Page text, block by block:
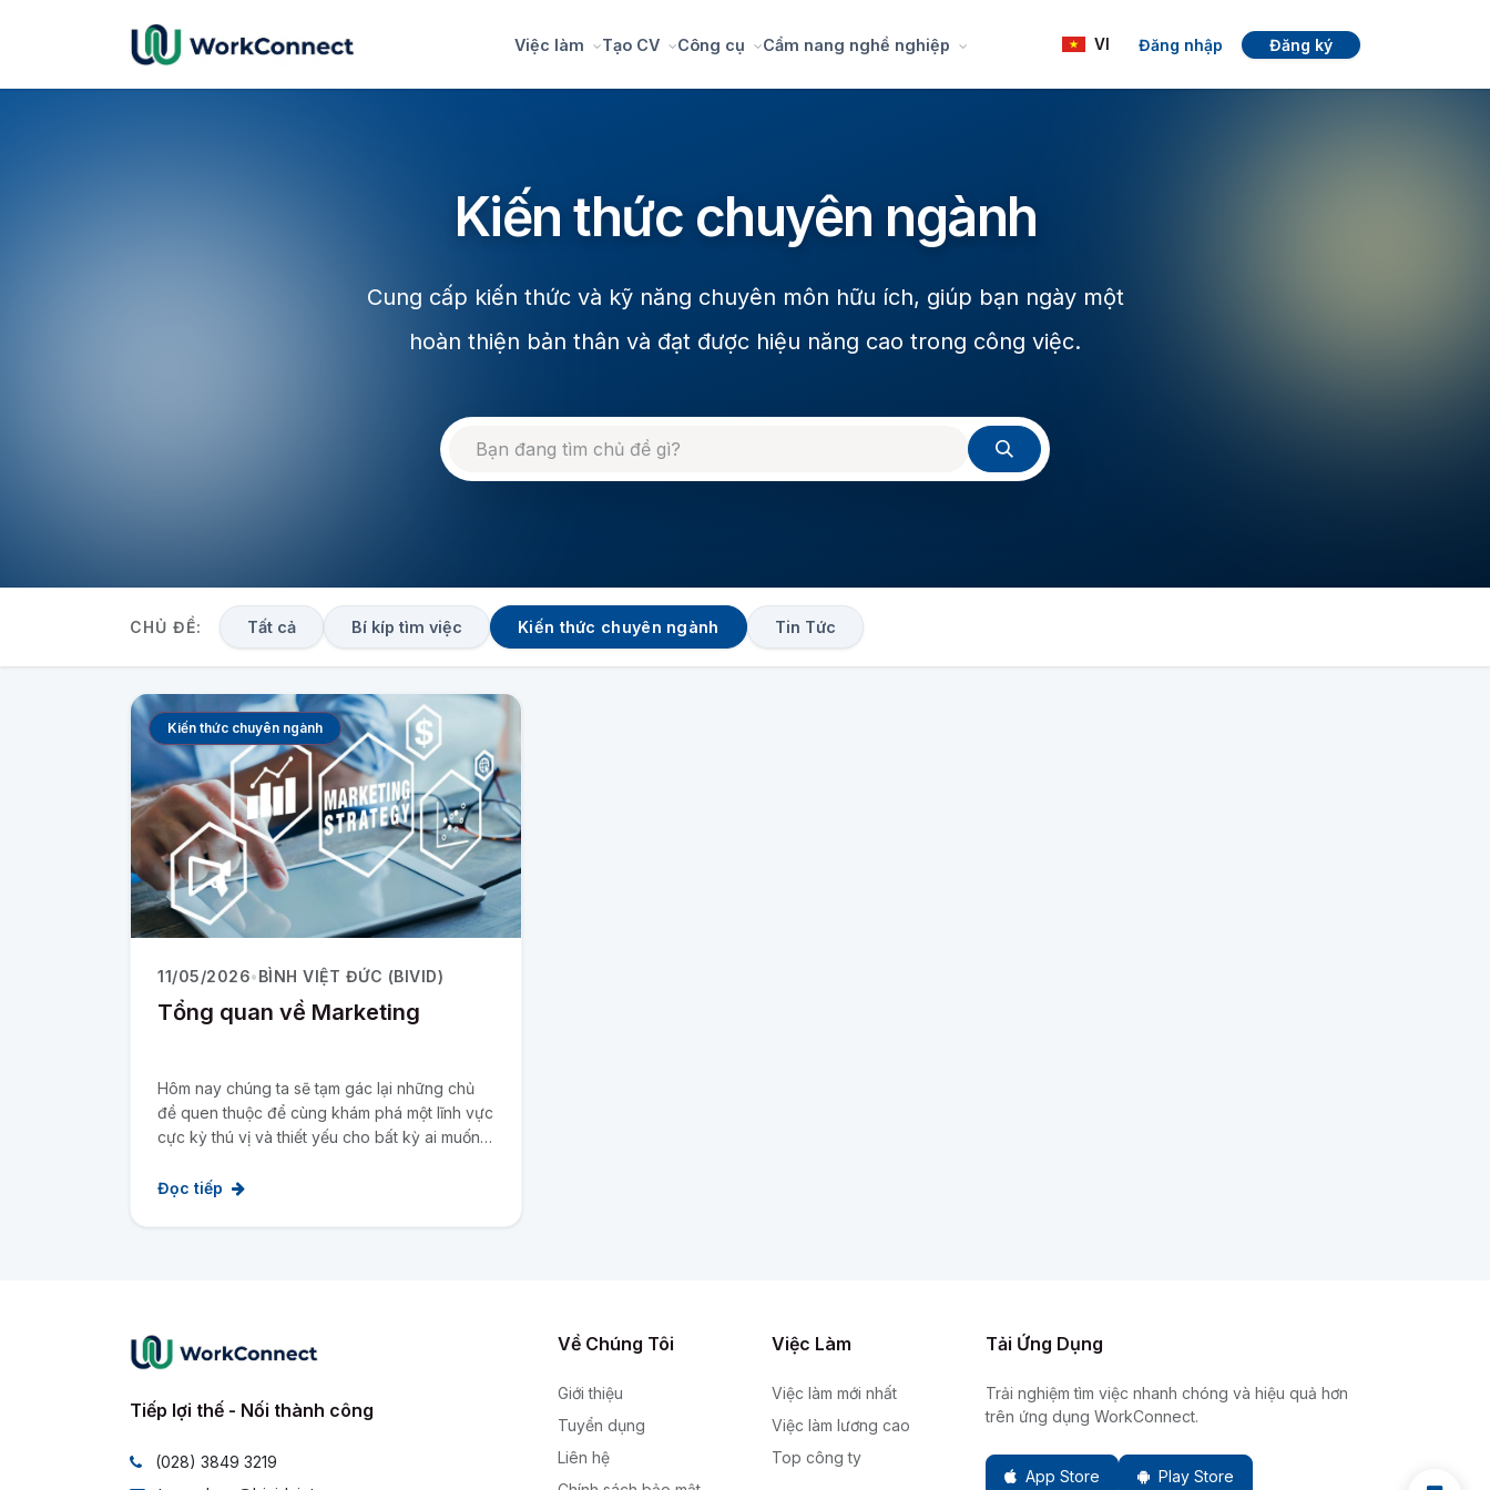
Bỏ qua để đến Nội dung
Việc làm Tạo CV Công cụ Cẩm nang nghề nghiệp VI Đăng nhập Đăng ký
Kiến thức chuyên ngành
Cung cấp kiến thức và kỹ năng chuyên môn hữu ích, giúp bạn ngày một
hoàn thiện bản thân và đạt được hiệu năng cao trong công việc.
CHỦ ĐỀ: Tất cả Bí kíp tìm việc Kiến thức chuyên ngành Tin Tức
Kiến thức chuyên ngành
11/05/2026•BÌNH VIỆT ĐỨC (BIVID)
Tổng quan về Marketing
Hôm nay chúng ta sẽ tạm gác lại những chủ
đề quen thuộc để cùng khám phá một lĩnh vực
cực kỳ thú vị và thiết yếu cho bất kỳ ai muốn
Marketing . Bài viết này đ...
Đọc tiếp
Tiếp lợi thế - Nối thành công
(028) 3849 3219
Về Chúng Tôi
Giới thiệu
Tuyển dụng
Liên hệ
Việc Làm
Việc làm mới nhất
Việc làm lương cao
Top công ty
Tải Ứng Dụng
Trải nghiệm tìm việc nhanh chóng và hiệu quả hơn
trên ứng dụng WorkConnect.
App Store Play Store